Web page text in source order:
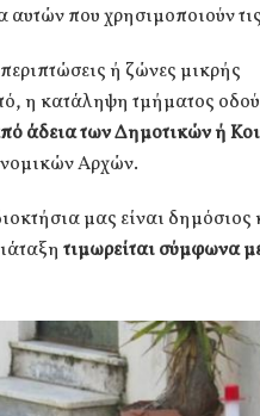
αυτών που χρησιμοποιούν
ή ζώνες μικρής
η κατάληψη τμήματος
άδεια των Δημοτικών ή
Αρχών.
μας είναι δημόσιος
τιμωρείται σύμφωνα